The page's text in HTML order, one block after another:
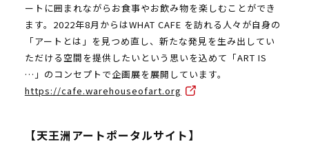
ートに囲まれながらお食事やお飲み物を楽しむことができ
ます。2022年8月からはWHAT CAFE を訪れる人々が自身の
「アートとは」を見つめ直し、新たな発見を生み出してい
ただける空間を提供したいという思いを込めて「ART IS
…」のコンセプトで企画展を展開しています。
https://cafe.warehouseofart.org
【天王洲アートポータルサイト】